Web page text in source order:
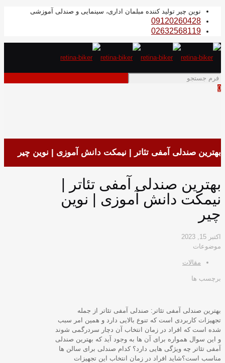
نوین چیر تولید کننده مبلمان اداری، سینمایی و صندلی آموزشی
09120260428
02632568119
0
بهترین صندلی آمفی تئاتر | نیمکت دانش آموزی | نوین چیر
بهترین صندلی آمفی تئاتر |
نیمکت دانش آموزی | نوین
چیر
اکتبر 15, 2023
موضوعات
مقالات
برچسب ها
بهترین صندلی آمفی تئاتر: صندلی آمفی تئاتر از جمله
تجهیزات کاربردی است که تنوع بالایی دارد و همین امر سبب
شده است که افراد در زمان انتخاب آن دچار سردرگمی شوند
و این سوال همواره برای آن ها به وجود آید که بهترین صندلی
آمفی تئاتر چه ویژگی هایی دارد؟ کدام صندلی برای سالن ها
مناسب است؟شاید افراد در زمان انتخاب این تجهیزات